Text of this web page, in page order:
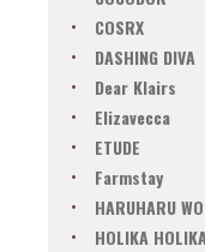
COSRX
DASHING DIVA
Dear Klairs
Elizavecca
ETUDE
Farmstay
HARUHARU
HOLIKA